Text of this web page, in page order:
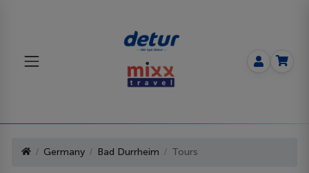
Germany Bad Durrheim Tours